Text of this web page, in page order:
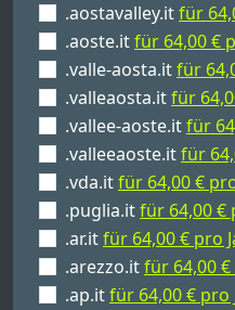
.aostavalley.itfür
.aoste.itfür 64,00 €
.valle-aosta.itfür
.valleaosta.itfür
.vallee-aoste.itfür
.valleeaoste.itfür
.vda.itfür 64,00 €
.puglia.itfür 64,00 €
.ar.itfür 64,00 € pro
.arezzo.itfür 64,00
.ap.itfür 64,00 € pro